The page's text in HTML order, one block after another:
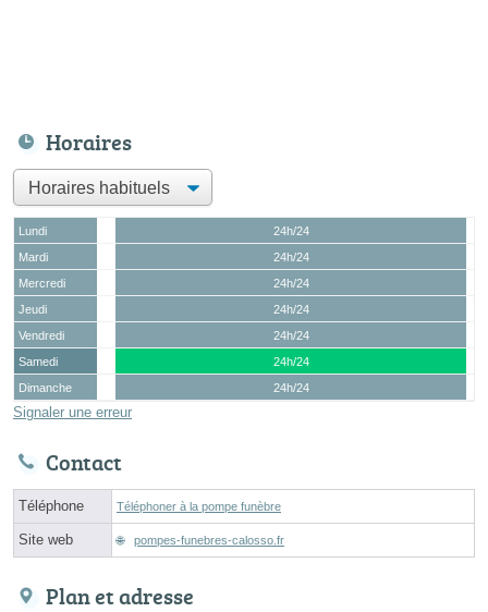
Horaires
Lundi
24h/24
Mardi
24h/24
Mercredi
24h/24
Jeudi
24h/24
Vendredi
24h/24
Samedi
24h/24
Dimanche
24h/24
Signaler une erreur
Contact
Téléphone Téléphoner à la pompe funèbre
Site web pompes-funebres-calosso.fr
Plan et adresse